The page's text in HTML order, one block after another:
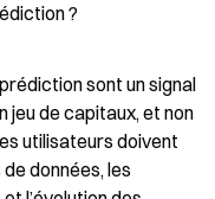
?
sont un signal
jeu de capitaux, et non
utilisateurs doivent
données, les